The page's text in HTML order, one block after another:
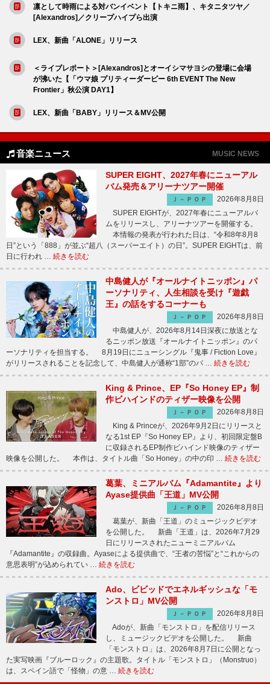
凛として時雨による対バンイベント【トキニ雨】、キタニタツヤ／
[Alexandros]／クリープハイプら出演
LEX、新曲「ALONE」リリース
＜ライブレポート＞[Alexandros]とオーイシマサヨシの登場に会場
が沸いた【「ウマ娘 プリティーダービー 6th EVENT The New
Frontier」秋公演 DAY1】
LEX、新曲「BABY」リリース＆MV公開
音楽ニュース MUSIC NEWS
SUPER EIGHT、2027年春にニューアル
バム発売＆アリーナツアー開催
Ｊ－ＰＯＰ
2026年8月8日
SUPER EIGHTが、2027年春にニューアルバ
ムをリリースし、アリーナツアーを開催する。
本情報の発表が行われた日は、“令和8年8月8
日”という「888」が並ぶ“超八（スーパーエイト）の日”。SUPER EIGHTは、前
日に行われ … 続きを読む
中島健人が『オールナイトニッポン』パ
ーソナリティ、人生相談を受け『遊戯
王』の話をするコーナーも
Ｊ－ＰＯＰ
2026年8月8日
中島健人が、2026年8月14日深夜に放送とな
るニッポン放送『オールナイトニッポン』のパ
ーソナリティを担当する。 8月19日にニューシングル『鬼事 / Fiction Love』
がリリースされることを記念して、中島健人が通称“1部”のパ … 続きを読む
King & Prince、EP『So Honey EP』制
作ビハインドのティザー映像を公開
Ｊ－ＰＯＰ
2026年8月8日
King & Princeが、2026年9月2日にリリースと
なる1st EP『So Honey EP』より、初回限定盤B
に収録されるEP制作ビハインド映像のティザー
映像を公開した。 本作は、タイトル曲「So Honey」の中の印 … 続きを読む
葛葉、ミニアルバム『Adamantite』より
Ayase提供曲「王道」MV公開
Ｊ－ＰＯＰ
2026年8月8日
葛葉が、新曲「王道」のミュージックビデオ
を公開した。 新曲「王道」は、2026年7月29
日にリリースされたニューミニアルバム
『Adamantite』の収録曲。Ayaseによる提供曲で、“王者の苦悩”と“これからの
意思表明”が込められてい … 続きを読む
Ado、ビビッドでエネルギッシュな「モ
ンストロ」MV公開
Ｊ－ＰＯＰ
2026年8月8日
Adoが、新曲「モンストロ」を配信リリース
し、ミュージックビデオを公開した。 新曲
「モンストロ」は、2026年8月7日に公開となっ
た実写映画『ブルーロック』の主題歌。タイトル「モンストロ」（Monstruo）
は、スペイン語で「怪物」の意 … 続きを読む